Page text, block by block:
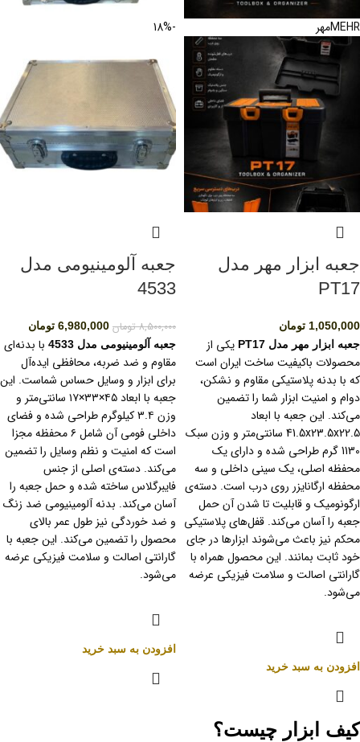
MEHRمهر
جعبه ابزار مهر مدل
PT17
1,050,000 تومان
جعبه ابزار مهر مدل PT17
یکی از
محصولات باکیفیت ساخت ایران است
که با بدنه پلاستیکی مقاوم و نشکن،
دوام و امنیت ابزار شما را تضمین
می‌کند. این جعبه با ابعاد
41.5x23.5x22.5 سانتی‌متر و وزن سبک
1130 گرم طراحی شده و دارای یک
محفظه اصلی، یک سینی داخلی و سه
محفظه ارگانایزر روی درب است. دسته‌ی
ارگونومیک و قابلیت تا شدن آن حمل
جعبه را آسان می‌کند. قفل‌های پلاستیکی
محکم نیز باعث می‌شوند ابزارها در جای
خود ثابت بمانند. این محصول همراه با
گارانتی اصالت و سلامت فیزیکی عرضه
می‌شود.
افزودن به سبد خرید
-18%
جعبه آلومینیومی مدل
4533
8,500,000 تومان 6,980,000 تومان
جعبه آلومینیومی مدل 4533
با بدنه‌ای
مقاوم و ضد ضربه، محافظی ایده‌آل
برای ابزار و وسایل حساس شماست. این
جعبه با ابعاد ۴۵×۳۳×۱۷ سانتی‌متر و
وزن ۳.۴ کیلوگرم طراحی شده و فضای
داخلی فومی آن شامل ۶ محفظه مجزا
است که امنیت و نظم وسایل را تضمین
می‌کند. دسته‌ی اصلی از جنس
فایبرگلاس ساخته شده و حمل جعبه را
آسان می‌کند. بدنه آلومینیومی ضد زنگ
و ضد خوردگی نیز طول عمر بالای
محصول را تضمین می‌کند. این جعبه با
گارانتی اصالت و سلامت فیزیکی عرضه
می‌شود.
افزودن به سبد خرید
کیف ابزار چیست؟